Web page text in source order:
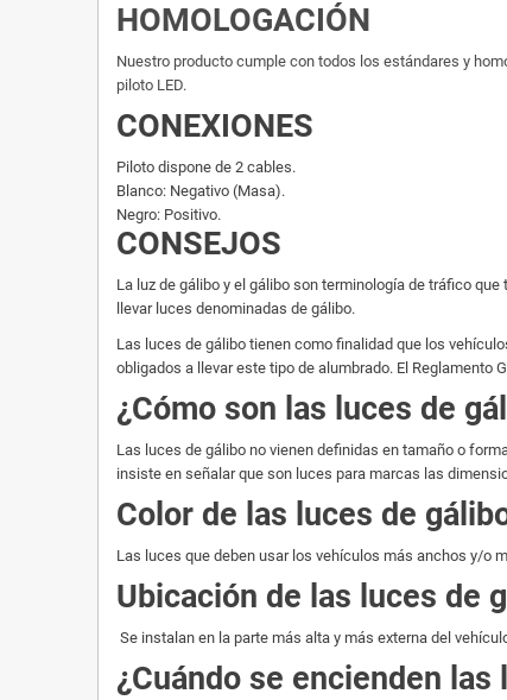
HOMOLOGACIÓN
Nuestro producto cumple con todos los estándares y
piloto LED.
CONEXIONES
Piloto dispone de 2 cables.
Blanco: Negativo (Masa).
Negro: Positivo.
CONSEJOS
La luz de gálibo y el gálibo son terminología de tráfico
llevar luces denominadas de gálibo.
Las luces de gálibo tienen como finalidad que los
obligados a llevar este tipo de alumbrado. El
¿Cómo son las luces de
Las luces de gálibo no vienen definidas en tamaño o
insiste en señalar que son luces para marcas las
Color de las luces de
Las luces que deben usar los vehículos más anchos y/o
Ubicación de las luces de
Se instalan en la parte más alta y más externa del
¿Cuándo se encienden las